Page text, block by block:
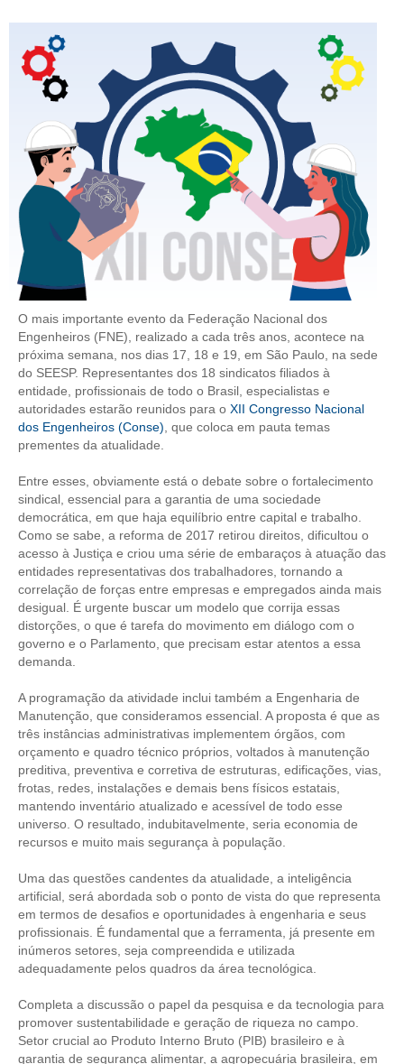
PERSONALIDADES DA TECNOLOGIA
NÚCLEO DA MULHER ENGENHEIRA
TRANSPARÊNCIA
JURÍDICO
CONSULTORIA
ACORDOS, CONVENÇÕES E DISSÍDIOS
CONTRIBUIÇÕES
CONTRIBUIÇÃO ASSISTENCIAL
CONTRIBUIÇÃO ASSOCIATIVA OU ANUIDADE DE SÓCIO
CONTRIBUIÇÃO SINDICAL URBANA
REVISÃO DE APOSENTADORIA
FGTS CORREÇÃO
LEGISLAÇÃO
LEI 4.950-A/1966 – PISO SALARIAL
LEI 5.194/1966 – REGULAMENTAÇÃO DA PROFISSÃO
LEI 6.496/1977 – ART
RES 1.002/2002 – CÓDIGO DE ÉTICA
HOMOLOGAÇÕES
PISO SALARIAL
FIQUE POR DENTRO
OPORTUNIDADES
APRESENTAÇÃO
EMPREGO E ESTÁGIO
CARREIRA
NEWSLETTER
O mais importante evento da Federação Nacional dos
Engenheiros (FNE), realizado a cada três anos, acontece na
próxima semana, nos dias 17, 18 e 19, em São Paulo, na sede
do SEESP. Representantes dos 18 sindicatos filiados à
entidade, profissionais de todo o Brasil, especialistas e
autoridades estarão reunidos para o XII Congresso Nacional
dos Engenheiros (Conse), que coloca em pauta temas
prementes da atualidade.
Entre esses, obviamente está o debate sobre o fortalecimento
sindical, essencial para a garantia de uma sociedade
democrática, em que haja equilíbrio entre capital e trabalho.
Como se sabe, a reforma de 2017 retirou direitos, dificultou o
acesso à Justiça e criou uma série de embaraços à atuação das
entidades representativas dos trabalhadores, tornando a
correlação de forças entre empresas e empregados ainda mais
desigual. É urgente buscar um modelo que corrija essas
distorções, o que é tarefa do movimento em diálogo com o
governo e o Parlamento, que precisam estar atentos a essa
demanda.
A programação da atividade inclui também a Engenharia de
Manutenção, que consideramos essencial. A proposta é que as
três instâncias administrativas implementem órgãos, com
orçamento e quadro técnico próprios, voltados à manutenção
preditiva, preventiva e corretiva de estruturas, edificações, vias,
frotas, redes, instalações e demais bens físicos estatais,
mantendo inventário atualizado e acessível de todo esse
universo. O resultado, indubitavelmente, seria economia de
recursos e muito mais segurança à população.
Uma das questões candentes da atualidade, a inteligência
artificial, será abordada sob o ponto de vista do que representa
em termos de desafios e oportunidades à engenharia e seus
profissionais. É fundamental que a ferramenta, já presente em
inúmeros setores, seja compreendida e utilizada
adequadamente pelos quadros da área tecnológica.
Completa a discussão o papel da pesquisa e da tecnologia para
promover sustentabilidade e geração de riqueza no campo.
Setor crucial ao Produto Interno Bruto (PIB) brasileiro e à
garantia de segurança alimentar, a agropecuária brasileira, em